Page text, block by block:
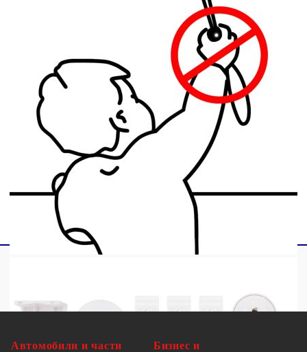
ВНИМАНИЕ! Малките деца могат да бъдат
удушени от примки в дърпащи въжета, вериги,
ленти и вътрешния кабел, който управлява този
продукт. За да избегнете удушаване и оплитане,
дръжте кабелите далеч от обсега на малки деца.
Шнурите могат да се увият около врата на
детето. Преместете леглата, креватчетата и
мебелите далеч от въжетата за покриване на
прозорци. Не завързвайте кабелите заедно.
Уверете се, че кабелите не се усукват и
образуват примка. ВНИМАНИЕ! Децата може
да се задушат, ако това предпазно устройство не
е инсталирано. Винаги използвайте това
устройство, за да задържате шнуровете или
верижките на място, недостъпно за деца.
Автомобили и части
Бизнес и